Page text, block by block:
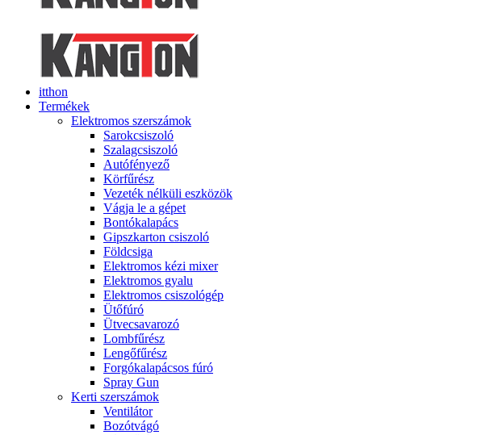
itthon
Termékek
Elektromos szerszámok
Sarokcsiszoló
Szalagcsiszoló
Autófényező
Körfűrész
Vezeték nélküli eszközök
Vágja le a gépet
Bontókalapács
Gipszkarton csiszoló
Földcsiga
Elektromos kézi mixer
Elektromos gyalu
Elektromos csiszológép
Ütőfúró
Ütvecsavarozó
Lombfűrész
Lengőfűrész
Forgókalapácsos fúró
Spray Gun
Kerti szerszámok
Ventilátor
Bozótvágó